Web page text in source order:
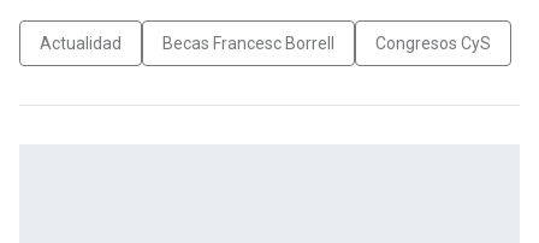
Actualidad Becas Francesc Borrell Congresos CyS